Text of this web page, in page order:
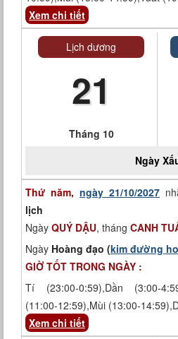
Xem chi tiết
Lịch dương
21
Tháng 10
Ngày
Thứ năm, ngày 21/10/2027
lịch
Ngày QUÝ DẬU, tháng CANH
Ngày Hoàng đạo (kim đường
GIỜ TỐT TRONG NGÀY :
Tí (23:00-0:59),Dần (3:00-
(11:00-12:59),Mùi (13:00-
Xem chi tiết